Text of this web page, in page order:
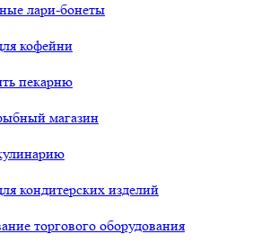
лари-бонеты
кофейни
пекарню
магазин
кондитерских изделий
торгового оборудования